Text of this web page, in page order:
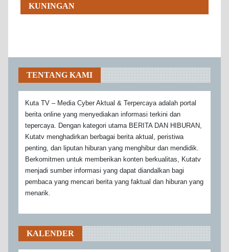
KUNINGAN
TENTANG KAMI
Kuta TV – Media Cyber Aktual & Terpercaya adalah portal
berita online yang menyediakan informasi terkini dan
tepercaya. Dengan kategori utama BERITA DAN HIBURAN,
Kutatv menghadirkan berbagai berita aktual, peristiwa
penting, dan liputan hiburan yang menghibur dan mendidik.
Berkomitmen untuk memberikan konten berkualitas, Kutatv
menjadi sumber informasi yang dapat diandalkan bagi
pembaca yang mencari berita yang faktual dan hiburan yang
menarik.
KALENDER